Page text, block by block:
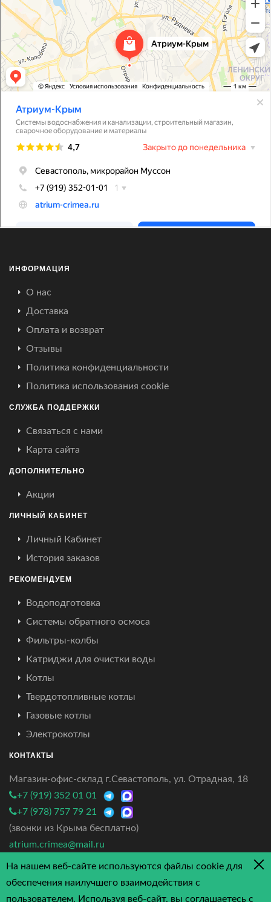
ИНФОРМАЦИЯ
О нас
Доставка
Оплата и возврат
Отзывы
Политика конфиденциальности
Политика использования cookie
СЛУЖБА ПОДДЕРЖКИ
Связаться с нами
Карта сайта
ДОПОЛНИТЕЛЬНО
Акции
ЛИЧНЫЙ КАБИНЕТ
Личный Кабинет
История заказов
РЕКОМЕНДУЕМ
Водоподготовка
Системы обратного осмоса
Фильтры-колбы
Катриджи для очистки воды
Котлы
Твердотопливные котлы
Газовые котлы
Электрокотлы
КОНТАКТЫ
Магазин-офис-склад г.Севастополь, ул. Отрадная, 18
+7 (919) 352 01 01
+7 (978) 757 79 21
(звонки из Крыма бесплатно)
atrium.crimea@mail.ru
4.7/5 - 3 отзыва
На нашем веб-сайте используются файлы cookie для
обеспечения наилучшего взаимодействия с
пользователем. Используя веб-сайт, вы соглашаетесь с